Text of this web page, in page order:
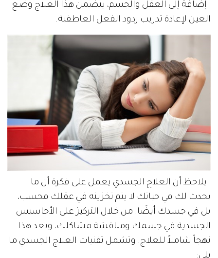
إضافة إلى العقل والجسم، يتضمن هذا العلاج وضع
العين لإعادة تدريب ردود الفعل العاطفية.
يلاحظ أن العلاج الجسدي يعمل على فكرة أن ما
يحدث لك في حياتك لا يتم تخزينه في عقلك فحسب،
بل في جسدك أيضًا. من خلال التركيز على الأحاسيس
الجسدية في جسمك ومناقشة مشاكلك، ويعد هذا
نهجاً شاملاً للعلاج. وتشمل تقنيات العلاج الجسدي ما